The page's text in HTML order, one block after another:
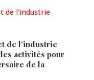
de l'industrie
activités pour
de la